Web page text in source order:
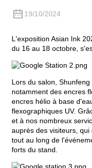
19/10/2024
L'exposition Asian Ink
du 16 au 18 octobre,
Lors du salon,
notamment des encres
encres hélio à base
flexographiques UV.
et à nos nombreux
auprès des visiteurs,
tout au long de
forts du stand.